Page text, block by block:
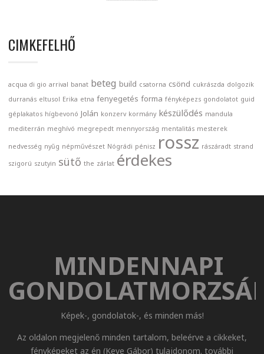
CIMKEFELHŐ
acqua di gio arrival banat beteg build csatorna csönd cukrászda dolgozik
durranás eltusol Erika etna fenyegetés forma fényképezs gondolatot guid
géplakatos hígbevonó Jolán konzerv kormány készülődés mandula
mediterrán meghívó megrepedt mennyország mentalitás mesterek
nedvesség nyűg népművészet Nógrádi pénisz rossz rászáradt strand
szigorú szutyin sütő the zárlat érdekes
MINDENNAPI
Képek-, gondolatok-, és minden más!
Az oldalon megjelenő minden tartalom, beleérve a cikkeket,
fényképeket az én (Keve Gábor) tulajdonom. további